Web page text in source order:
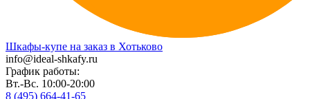
Шкафы-купе на заказ в Хотьково
info@ideal-shkafy.ru
График работы:
Вт.-Вс. 10:00-20:00
8 (495) 664-41-65